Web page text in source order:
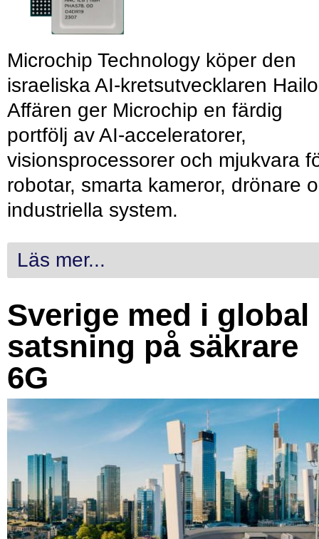
Microchip Technology köper den
israeliska AI-kretsutvecklaren
Affären ger Microchip en färdig
portfölj av AI-acceleratorer,
visionsprocessorer och mjukvara
robotar, smarta kameror, drönare
industriella system.
Läs mer...
Sverige med i global
satsning på säkrare
6G